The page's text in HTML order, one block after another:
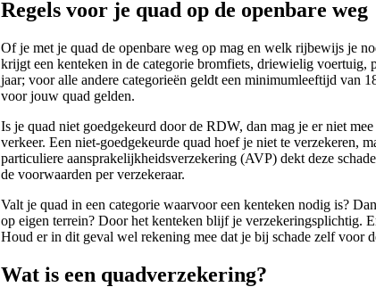
Regels voor je quad op de openbare weg
Of je met je quad de openbare weg op mag en welk rijbewijs je
krijgt een kenteken in de categorie bromfiets, driewielig voertuig,
jaar; voor alle andere categorieën geldt een minimumleeftijd van
voor jouw quad gelden.
Is je quad niet goedgekeurd door de RDW, dan mag je er niet
verkeer. Een niet-goedgekeurde quad hoef je niet te verzekeren,
particuliere aansprakelijkheidsverzekering (AVP) dekt deze
de voorwaarden per verzekeraar.
Valt je quad in een categorie waarvoor een kenteken nodig is?
op eigen terrein? Door het kenteken blijf je verzekeringsplichtig.
Houd er in dit geval wel rekening mee dat je bij schade zelf voor
Wat is een quadverzekering?